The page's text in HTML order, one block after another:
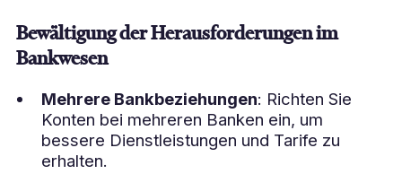
Bewältigung der Herausforderungen im
Bankwesen
Mehrere Bankbeziehungen: Richten Sie
Konten bei mehreren Banken ein, um
bessere Dienstleistungen und Tarife zu
erhalten.